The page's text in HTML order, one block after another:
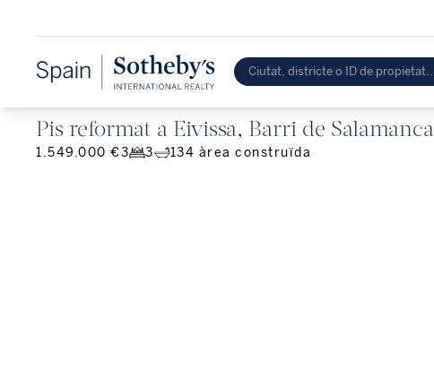
Pis reformat a Eivissa, Barri de Salamanca
1.549.000 €3 3 134 àrea construïda